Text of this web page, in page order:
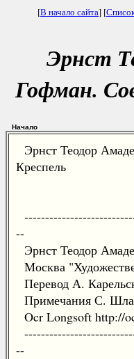
[В начало сайта] [
Эрнст
Гофман.
Начало
Эрнст Теодор
Креспель
--
Эрнст Теодор
Москва
Перевод А.
Примечания С.
Ocr Longsoft http://
--